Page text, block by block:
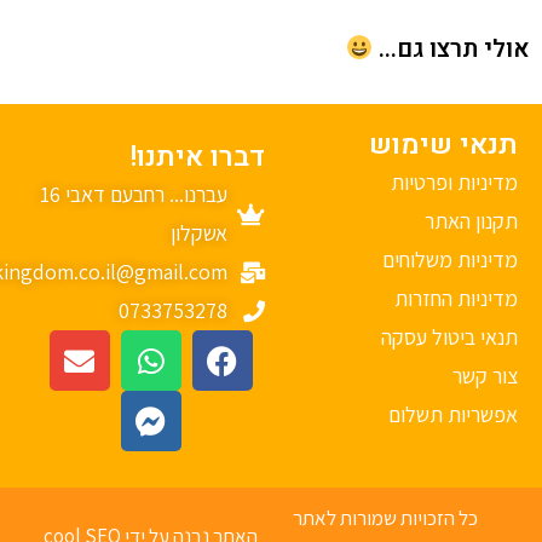
תרצו גם...
שימוש
ופרטיות
האתר
משלוחים
החזרות
ביטול עסקה
קשר
תשלום
דברו איתנו!
עברנו... רחבעם דאבי 16
אשקלון
mykingdom.co.il@gmail.com
0733753278
כל הזכויות שמורות לאתר
האתר נבנה על ידי cool SEO